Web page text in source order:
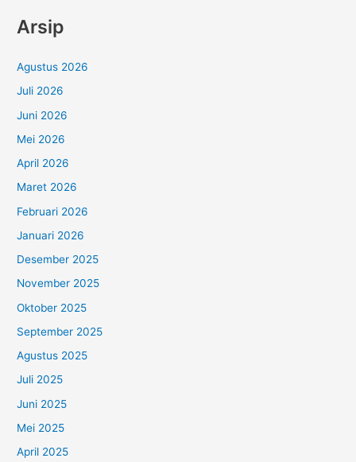
Arsip
Agustus 2026
Juli 2026
Juni 2026
Mei 2026
April 2026
Maret 2026
Februari 2026
Januari 2026
Desember 2025
November 2025
Oktober 2025
September 2025
Agustus 2025
Juli 2025
Juni 2025
Mei 2025
April 2025